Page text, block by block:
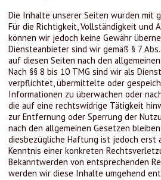
Die Inhalte unserer Seiten wurden mit
Für die Richtigkeit, Vollständigkeit und
können wir jedoch keine Gewähr
Diensteanbieter sind wir gemäß § 7
auf diesen Seiten nach den
Nach §§ 8 bis 10 TMG sind wir als
verpflichtet, übermittelte oder
Informationen zu überwachen oder
die auf eine rechtswidrige Tätigkeit
zur Entfernung oder Sperrung der
nach den allgemeinen Gesetzen
diesbezügliche Haftung ist jedoch erst
Kenntnis einer konkreten
Bekanntwerden von entsprechenden
werden wir diese Inhalte umgehend